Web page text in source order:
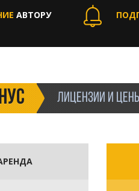
АВТОРУ
ЛИЦЕНЗИИ И ЦЕНЫ